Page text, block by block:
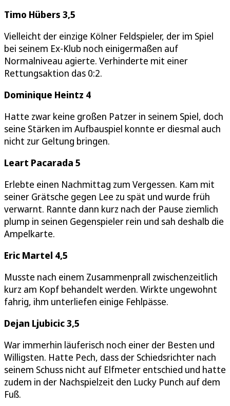
Timo Hübers 3,5
Vielleicht der einzige Kölner Feldspieler, der im Spiel
bei seinem Ex-Klub noch einigermaßen auf
Normalniveau agierte. Verhinderte mit einer
Rettungsaktion das 0:2.
Dominique Heintz 4
Hatte zwar keine großen Patzer in seinem Spiel, doch
seine Stärken im Aufbauspiel konnte er diesmal auch
nicht zur Geltung bringen.
Leart Pacarada 5
Erlebte einen Nachmittag zum Vergessen. Kam mit
seiner Grätsche gegen Lee zu spät und wurde früh
verwarnt. Rannte dann kurz nach der Pause ziemlich
plump in seinen Gegenspieler rein und sah deshalb die
Ampelkarte.
Eric Martel 4,5
Musste nach einem Zusammenprall zwischenzeitlich
kurz am Kopf behandelt werden. Wirkte ungewohnt
fahrig, ihm unterliefen einige Fehlpässe.
Dejan Ljubicic 3,5
War immerhin läuferisch noch einer der Besten und
Willigsten. Hatte Pech, dass der Schiedsrichter nach
seinem Schuss nicht auf Elfmeter entschied und hatte
zudem in der Nachspielzeit den Lucky Punch auf dem
Fuß.